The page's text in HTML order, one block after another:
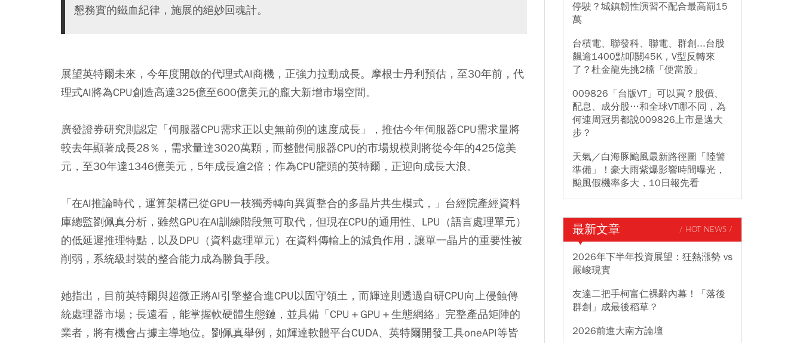
懇務實的鐵血紀律，施展的絕妙回魂計。
展望英特爾未來，今年度開啟的代理式AI商機，正強力拉動成長。摩根士丹利預估，至30年前，代
理式AI將為CPU創造高達325億至600億美元的龐大新增市場空間。
廣發證券研究則認定「伺服器CPU需求正以史無前例的速度成長」，推估今年伺服器CPU需求量將
較去年顯著成長28％，需求量達3020萬顆，而整體伺服器CPU的市場規模則將從今年的425億美
元，至30年達1346億美元，5年成長逾2倍；作為CPU龍頭的英特爾，正迎向成長大浪。
「在AI推論時代，運算架構已從GPU一枝獨秀轉向異質整合的多晶片共生模式，」台經院產經資料
庫總監劉佩真分析，雖然GPU在AI訓練階段無可取代，但現在CPU的通用性、LPU（語言處理單元）
的低延遲推理特點，以及DPU（資料處理單元）在資料傳輸上的減負作用，讓單一晶片的重要性被
削弱，系統級封裝的整合能力成為勝負手段。
她指出，目前英特爾與超微正將AI引擎整合進CPU以固守領土，而輝達則透過自研CPU向上侵蝕傳
統處理器市場；長遠看，能掌握軟硬體生態鏈，並具備「CPU＋GPU＋生態網絡」完整產品矩陣的
業者，將有機會占據主導地位。劉佩真舉例，如輝達軟體平台CUDA、英特爾開發工具oneAPI等皆
停駛？城鎮韌性演習不配合最高罰15
萬
台積電、聯發科、聯電、群創...台股
飆逾1400點叩關45K，V型反轉來
了？杜金龍先挑2檔「便當股」
009826「台版VT」可以買？股價、
配息、成分股…和全球VT哪不同，為
何連周冠男都說009826上市是邁大
步？
天氣／白海豚颱風最新路徑圖「陸警
準備」！豪大雨紫爆影響時間曝光，
颱風假機率多大，10日報先看
最新文章 / HOT NEWS /
2026年下半年投資展望：狂熱漲勢 vs
嚴峻現實
友達二把手柯富仁裸辭內幕！「落後
群創」成最後稻草？
2026前進大南方論壇